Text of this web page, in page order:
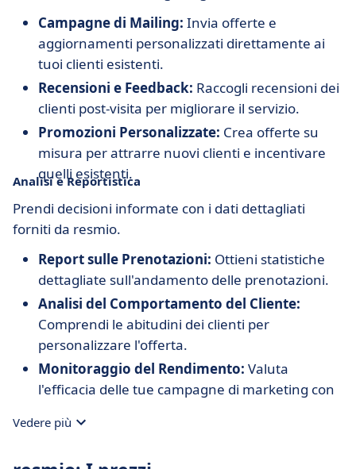
Campagne di Mailing: Invia offerte e
aggiornamenti personalizzati direttamente ai
tuoi clienti esistenti.
Recensioni e Feedback: Raccogli recensioni dei
clienti post-visita per migliorare il servizio.
Promozioni Personalizzate: Crea offerte su
misura per attrarre nuovi clienti e incentivare
quelli esistenti.
Analisi e Reportistica
Prendi decisioni informate con i dati dettagliati
forniti da resmio.
Report sulle Prenotazioni: Ottieni statistiche
dettagliate sull'andamento delle prenotazioni.
Analisi del Comportamento del Cliente:
Comprendi le abitudini dei clienti per
personalizzare l'offerta.
Monitoraggio del Rendimento: Valuta
l'efficacia delle tue campagne di marketing con
Vedere più